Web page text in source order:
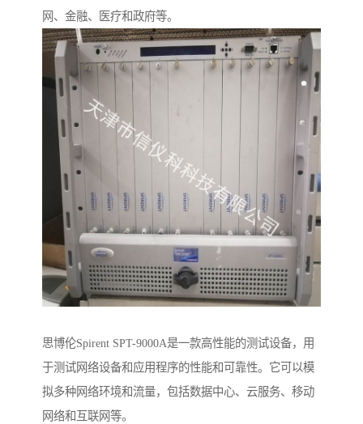
网、金融、医疗和政府等。
思博伦Spirent SPT-9000A是一款高性能的测试设备，用
于测试网络设备和应用程序的性能和可靠性。它可以模
拟多种网络环境和流量，包括数据中心、云服务、移动
网络和互联网等。